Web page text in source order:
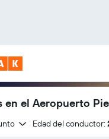
en el Aeropuerto
Edad del conductor: